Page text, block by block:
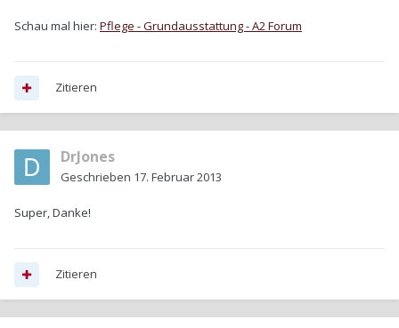
Schau mal hier: Pflege - Grundausstattung - A2 Forum
Zitieren
DrJones
Geschrieben 17. Februar 2013
Super, Danke!
Zitieren